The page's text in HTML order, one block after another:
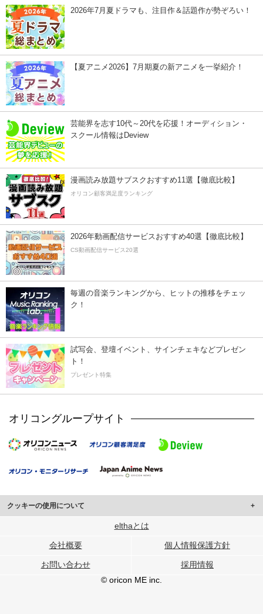
2026年7月夏ドラマも、注目作＆話題作が勢ぞろい！
【夏アニメ2026】7月期夏の新アニメを一挙紹介！
芸能界を志す10代～20代を応援！オーディション・
スクール情報はDeview
漫画読み放題サブスクおすすめ11選【徹底比較】
オリコン顧客満足度ランキング
2026年動画配信サービスおすすめ40選【徹底比較】
CS動画配信サービス20選
毎週の音楽ランキングから、ヒットの推移をチェッ
ク！
試写会、登壇イベント、サインチェキなどプレゼン
ト！
プレゼント特集
オリコングループサイト
クッキーの使用について
このサイトでは Cookie を使用して、ユーザーに合わせたコンテンツや広告の
行っています。
メディアや広告配信、データ解析の各パートナーに提供しています。
各パートナーは、この情報とユーザーが各パートナーに提供した他の情報や、
ユーザーが各パートナーのサービスを使用したときに収集した他の情報を組み
elthaとは
会社概要 個人情報保護方針
お問い合わせ
採用情報
© oricon ME inc.